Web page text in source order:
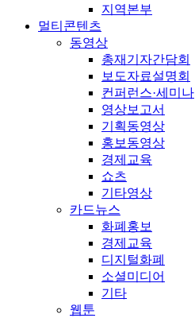
지역본부
멀티콘텐츠
동영상
총재기자간담회
보도자료설명회
컨퍼런스·세미나
영상보고서
기획동영상
홍보동영상
경제교육
쇼츠
기타영상
카드뉴스
화폐홍보
경제교육
디지털화폐
소셜미디어
기타
웹툰